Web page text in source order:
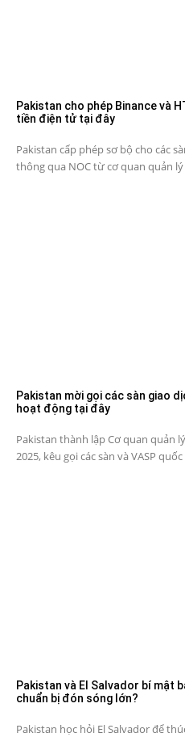
Pakistan cho phép Binance và
tiền điện tử tại đây
Pakistan cấp phép sơ bộ cho các
thông qua NOC từ cơ quan quản lý
Pakistan mời gọi các sàn giao
hoạt động tại đây
Pakistan thành lập Cơ quan quản
2025, kêu gọi các sàn và VASP
Pakistan và El Salvador bí mật
chuẩn bị đón sóng lớn?
Pakistan học hỏi El Salvador để